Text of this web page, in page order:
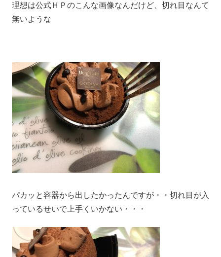
理想は公式ＨＰのこんな画像なんだけど、切れ目なんて
無いような
パカッと容器から出したかったんですが・・切れ目が入
っているせいで上手くいかない・・・